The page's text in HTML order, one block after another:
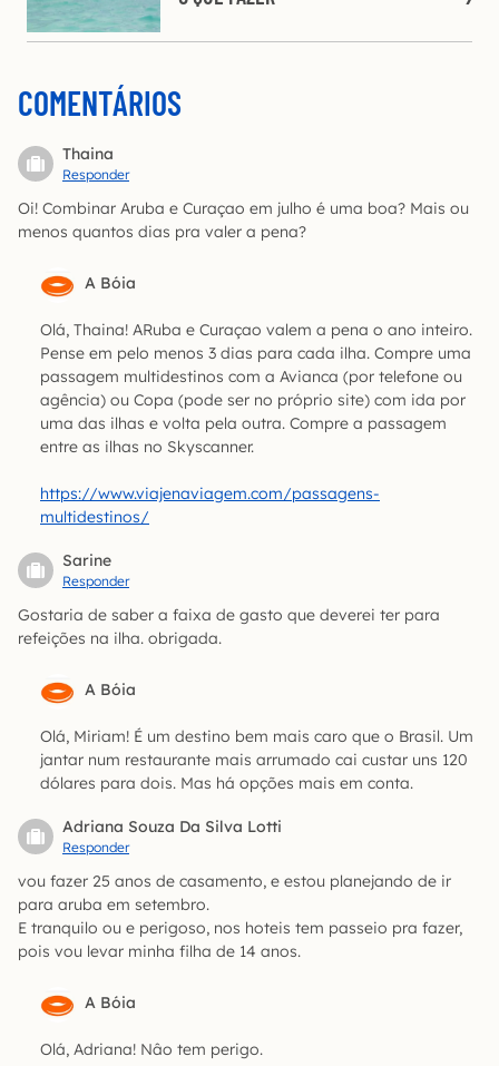
COMENTÁRIOS
Thaina
Responder
Oi! Combinar Aruba e Curaçao em julho é uma boa? Mais ou
menos quantos dias pra valer a pena?
A Bóia
Olá, Thaina! ARuba e Curaçao valem a pena o ano inteiro.
Pense em pelo menos 3 dias para cada ilha. Compre uma
passagem multidestinos com a Avianca (por telefone ou
agência) ou Copa (pode ser no próprio site) com ida por
uma das ilhas e volta pela outra. Compre a passagem
entre as ilhas no Skyscanner.
https://www.viajenaviagem.com/passagens-
multidestinos/
Sarine
Responder
Gostaria de saber a faixa de gasto que deverei ter para
refeições na ilha. obrigada.
A Bóia
Olá, Miriam! É um destino bem mais caro que o Brasil. Um
jantar num restaurante mais arrumado cai custar uns 120
dólares para dois. Mas há opções mais em conta.
Adriana Souza Da Silva Lotti
Responder
vou fazer 25 anos de casamento, e estou planejando de ir
para aruba em setembro.
E tranquilo ou e perigoso, nos hoteis tem passeio pra fazer,
pois vou levar minha filha de 14 anos.
A Bóia
Olá, Adriana! Nâo tem perigo.